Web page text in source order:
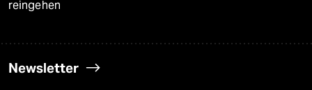
reingehen
Newsletter